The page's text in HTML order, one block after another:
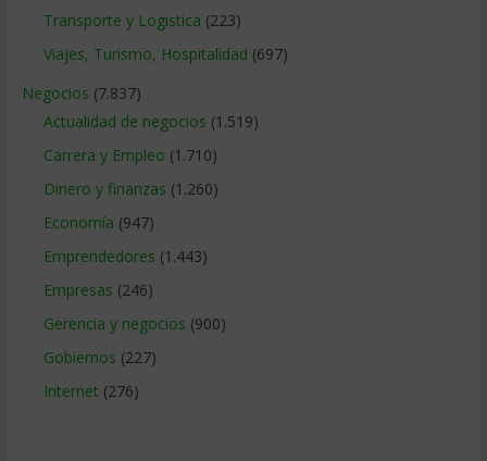
Transporte y Logistica (223)
Viajes, Turismo, Hospitalidad (697)
Negocios (7.837)
Actualidad de negocios (1.519)
Carrera y Empleo (1.710)
Dinero y finanzas (1.260)
Economía (947)
Emprendedores (1.443)
Empresas (246)
Gerencia y negocios (900)
Gobiernos (227)
Internet (276)